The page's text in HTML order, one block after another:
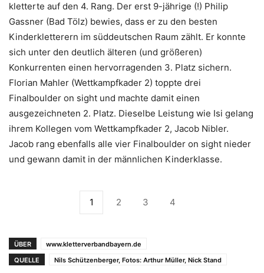
kletterte auf den 4. Rang. Der erst 9-jährige (!) Philip
Gassner (Bad Tölz) bewies, dass er zu den besten
Kinderkletterern im süddeutschen Raum zählt. Er konnte
sich unter den deutlich älteren (und größeren)
Konkurrenten einen hervorragenden 3. Platz sichern.
Florian Mahler (Wettkampfkader 2) toppte drei
Finalboulder on sight und machte damit einen
ausgezeichneten 2. Platz. Dieselbe Leistung wie Isi gelang
ihrem Kollegen vom Wettkampfkader 2, Jacob Nibler.
Jacob rang ebenfalls alle vier Finalboulder on sight nieder
und gewann damit in der männlichen Kinderklasse.
1 2 3 4
ÜBER
www.kletterverbandbayern.de
QUELLE
Nils Schützenberger, Fotos: Arthur Müller, Nick Stand